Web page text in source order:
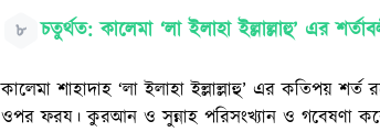
৮ চতুর্থত: কালেমা ‘লা ইলাহা ইল্লাল্লাহু’ এর
কালেমা শাহাদাহ ‘লা ইলাহা ইল্লাল্লাহু’ এর কতিপয়
ওপর ফরয। কুরআন ও সুন্নাহ পরিসংখ্যান ও গবেষণা